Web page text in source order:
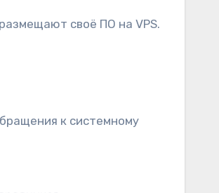
своё ПО на VPS.
к системному